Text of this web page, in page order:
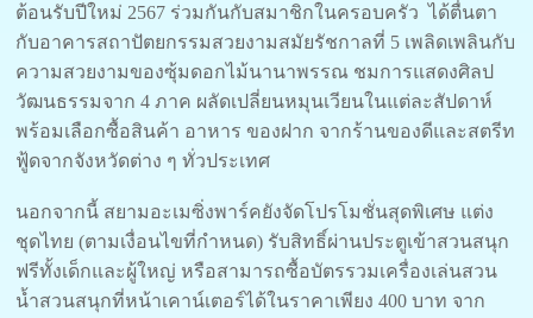
ต้อนรับปีใหม่ 2567 ร่วมกันกับสมาชิกในครอบครัว ได้ตื่นตา
กับอาคารสถาปัตยกรรมสวยงามสมัยรัชกาลที่ 5 เพลิดเพลินกับ
ความสวยงามของซุ้มดอกไม้นานาพรรณ ชมการแสดงศิลป
วัฒนธรรมจาก 4 ภาค ผลัดเปลี่ยนหมุนเวียนในแต่ละสัปดาห์
พร้อมเลือกซื้อสินค้า อาหาร ของฝาก จากร้านของดีและสตรีท
ฟู้ดจากจังหวัดต่าง ๆ ทั่วประเทศ
นอกจากนี้ สยามอะเมซิ่งพาร์คยังจัดโปรโมชั่นสุดพิเศษ แต่ง
ชุดไทย (ตามเงื่อนไขที่กำหนด) รับสิทธิ์ผ่านประตูเข้าสวนสนุก
ฟรีทั้งเด็กและผู้ใหญ่ หรือสามารถซื้อบัตรรวมเครื่องเล่นสวน
น้ำสวนสนุกที่หน้าเคาน์เตอร์ได้ในราคาเพียง 400 บาท จาก